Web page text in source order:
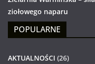
ziołowego naparu
POPULARNE
AKTUALNOŚCI (26)